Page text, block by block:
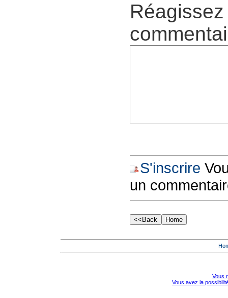
S'inscrire
un
Vous
Vous avez la